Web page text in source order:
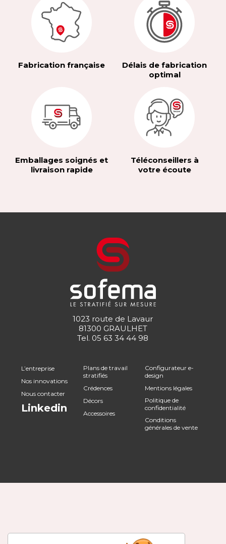
Fabrication française
Délais de fabrication
optimal
Emballages soignés et
livraison rapide
Téléconseillers à
votre écoute
1023 route de Lavaur
81300 GRAULHET
Tel. 05 63 34 44 98
L’entreprise
Nos innovations
Nous contacter
Linkedin
Plans de travail
stratifiés
Crédences
Décors
Accessoires
Configurateur e-
design
Mentions légales
Politique de
confidentialité
Conditions
générales de vente